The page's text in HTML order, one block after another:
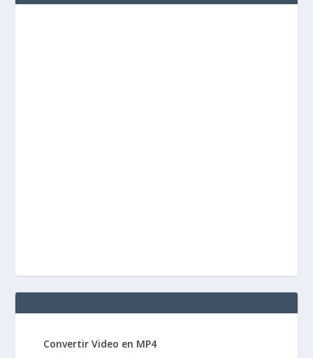
Convertir Video en MP4